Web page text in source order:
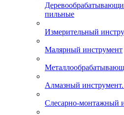
пильные
Измерительный
Малярный инструмент
Алмазный
Слесарно-монтажный